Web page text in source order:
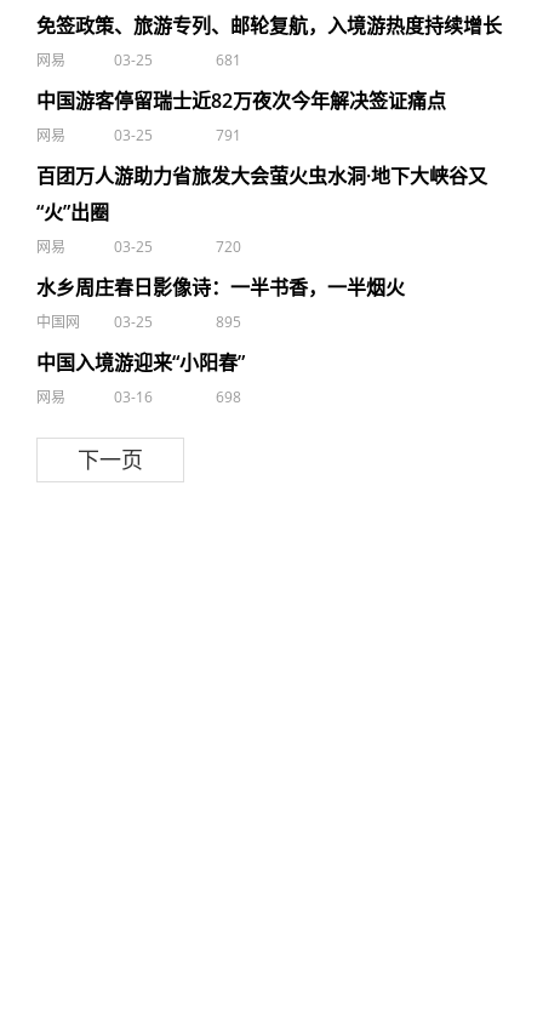
免签政策、旅游专列、邮轮复航，入境游热度持续增长
网易 03-25 681
中国游客停留瑞士近82万夜次今年解决签证痛点
网易 03-25 791
百团万人游助力省旅发大会萤火虫水洞·地下大峡谷又
“火”出圈
网易 03-25 720
水乡周庄春日影像诗：一半书香，一半烟火
中国网 03-25 895
中国入境游迎来“小阳春”
网易 03-16 698
下一页